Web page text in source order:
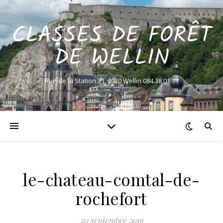
CLASSES DE FORÊT
DE WELLIN
Rue de la Station 31, 6920 Wellin 084 38 01 11
le-chateau-comtal-de-
rochefort
20 septembre 2016